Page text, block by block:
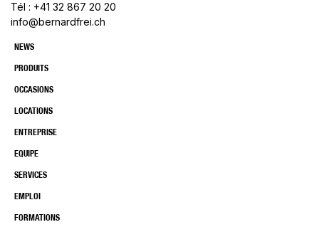
Tél : +41 32 867 20 20
info@bernardfrei.ch
NEWS
PRODUITS
OCCASIONS
LOCATIONS
ENTREPRISE
EQUIPE
SERVICES
EMPLOI
FORMATIONS